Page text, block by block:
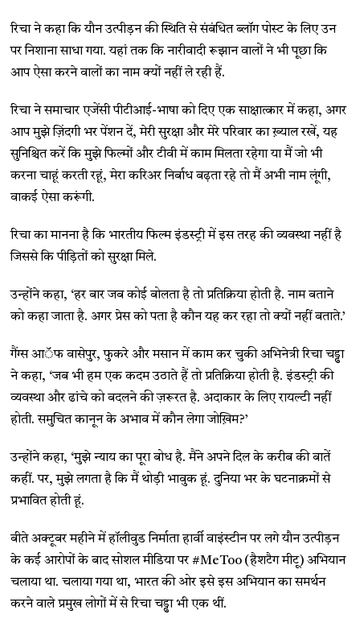
रिचा ने कहा कि यौन उत्पीड़न की स्थिति से संबंधित ब्लॉग पोस्ट के लिए उन
पर निशाना साधा गया. यहां तक कि नारीवादी रूझान वालों ने भी पूछा कि
आप ऐसा करने वालों का नाम क्यों नहीं ले रही हैं.
रिचा ने समाचार एजेंसी पीटीआई-भाषा को दिए एक साक्षात्कार में कहा, अगर
आप मुझे ज़िंदगी भर पेंशन दें, मेरी सुरक्षा और मेरे परिवार का ख़्याल रखें, यह
सुनिश्चित करें कि मुझे फिल्मों और टीवी में काम मिलता रहेगा या मैं जो भी
करना चाहूं करती रहूं, मेरा करिअर निर्बाध बढ़ता रहे तो मैं अभी नाम लूंगी,
वाकई ऐसा करूंगी.
रिचा का मानना है कि भारतीय फिल्म इंडस्ट्री में इस तरह की व्यवस्था नहीं है
जिससे कि पीड़ितों को सुरक्षा मिले.
उन्होंने कहा, ‘हर बार जब कोई बोलता है तो प्रतिक्रिया होती है. नाम बताने
को कहा जाता है. अगर प्रेस को पता है कौन यह कर रहा तो क्यों नहीं बताते.’
गैंग्स आॅफ वासेपुर, फुकरे और मसान में काम कर चुकी अभिनेत्री रिचा चड्ढा
ने कहा, ‘जब भी हम एक कदम उठाते हैं तो प्रतिक्रिया होती है. इंडस्ट्री की
व्यवस्था और ढांचे को बदलने की ज़रूरत है. अदाकार के लिए रायल्टी नहीं
होती. समुचित कानून के अभाव में कौन लेगा जोख़िम?’
उन्होंने कहा, ‘मुझे न्याय का पूरा बोध है. मैंने अपने दिल के करीब की बातें
कहीं. पर, मुझे लगता है कि मैं थोड़ी भावुक हूं. दुनिया भर के घटनाक्रमों से
प्रभावित होती हूं.
बीते अक्टूबर महीने में हॉलीवुड निर्माता हार्वी वाइंस्टीन पर लगे यौन उत्पीड़न
के कई आरोपों के बाद सोशल मीडिया पर #MeToo (हैशटैग मीटू) अभियान
चलाया था. चलाया गया था, भारत की ओर इसे इस अभियान का समर्थन
करने वाले प्रमुख लोगों में से रिचा चड्ढा भी एक थीं.